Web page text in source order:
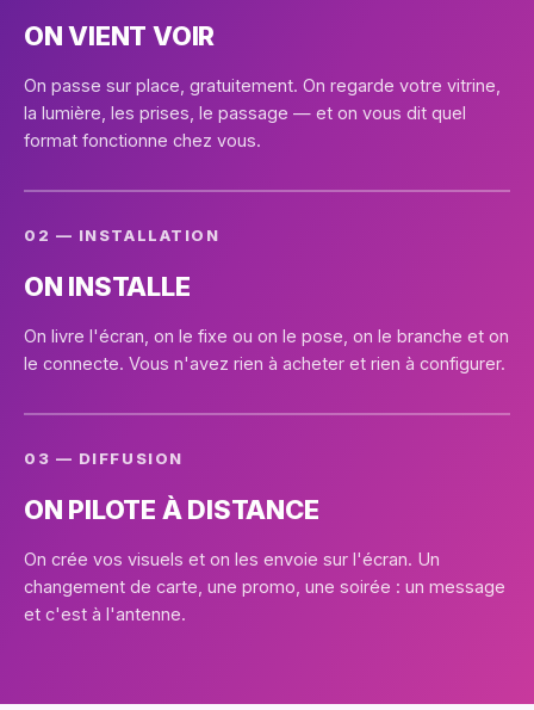
ON VIENT VOIR
On passe sur place, gratuitement. On regarde votre vitrine,
la lumière, les prises, le passage — et on vous dit quel
format fonctionne chez vous.
02 — INSTALLATION
ON INSTALLE
On livre l'écran, on le fixe ou on le pose, on le branche et on
le connecte. Vous n'avez rien à acheter et rien à configurer.
03 — DIFFUSION
ON PILOTE À DISTANCE
On crée vos visuels et on les envoie sur l'écran. Un
changement de carte, une promo, une soirée : un message
et c'est à l'antenne.